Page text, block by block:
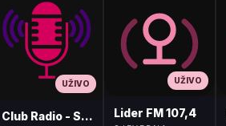
UŽIVO
Club Radio - Skopje, Mcedonia
UŽIVO
Lider FM 107,4